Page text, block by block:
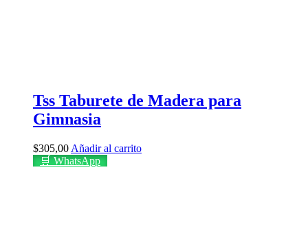
Tss Taburete de Madera para
Gimnasia
$305,00 Añadir al carrito
🛒 WhatsApp